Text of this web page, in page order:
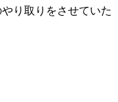
り取りをさせていた